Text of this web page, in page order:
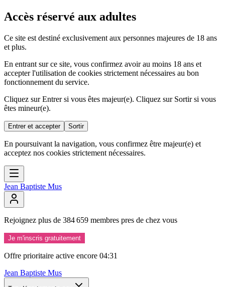
Accès réservé aux adultes
Ce site est destiné exclusivement aux personnes majeures de 18 ans
et plus.
En entrant sur ce site, vous confirmez avoir au moins 18 ans et
accepter l'utilisation de cookies strictement nécessaires au bon
fonctionnement du service.
Cliquez sur Entrer si vous êtes majeur(e). Cliquez sur Sortir si vous
êtes mineur(e).
Entrer et accepter Sortir
En poursuivant la navigation, vous confirmez être majeur(e) et
acceptez nos cookies strictement nécessaires.
Jean Baptiste Mus
Rejoignez plus de 384659 membres pres de chez vous
Je m'inscris gratuitement
Offre prioritaire active encore 04:29
Jean Baptiste Mus